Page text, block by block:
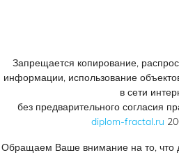
Запрещается копирование,
информации, использование
в сети
без предварительного согласия
diplom-fractal.ru
Обращаем Ваше внимание на то, что